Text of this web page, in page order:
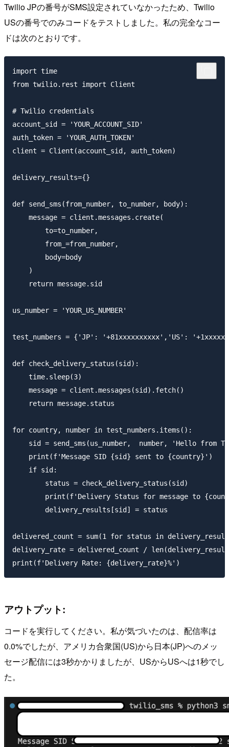
Twilio JPの番号がSMS設定されていなかったため、Twilio
USの番号でのみコードをテストしました。私の完全なコー
ドは次のとおりです。
import time
from twilio.rest import Client
# Twilio credentials
account_sid = 'YOUR_ACCOUNT_SID'
auth_token = 'YOUR_AUTH_TOKEN'
client = Client(account_sid, auth_token)
delivery_results={}
def send_sms(from_number, to_number, body):
    message = client.messages.create(
        to=to_number,
        from_=from_number,
        body=body
    )
    return message.sid
us_number = 'YOUR_US_NUMBER'
test_numbers = {'JP': '+81xxxxxxxxxx','US':
def check_delivery_status(sid):
    time.sleep(3)
    message = client.messages(sid).fetch()
    return message.status
for country, number in test_numbers.items():
sid = send_sms(us_number,  number, 'Hello from
    print(f'Message SID {sid} sent to {country}')
    if sid:
        status = check_delivery_status(sid)
print(f'Delivery Status for message to
        delivery_results[sid] = status
delivered_count = sum(1 for status in
delivery_rate = delivered_count /
アウトプット:
コードを実行してください。私が気づいたのは、配信率は
0.0%でしたが、アメリカ合衆国(US)から日本(JP)へのメッ
セージ配信には3秒かかりましたが、USからUSへは1秒でし
た。